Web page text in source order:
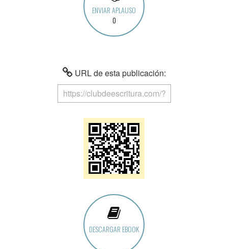
ENVIAR APLAUSO
0
URL de esta publicación:
DESCARGAR EBOOK